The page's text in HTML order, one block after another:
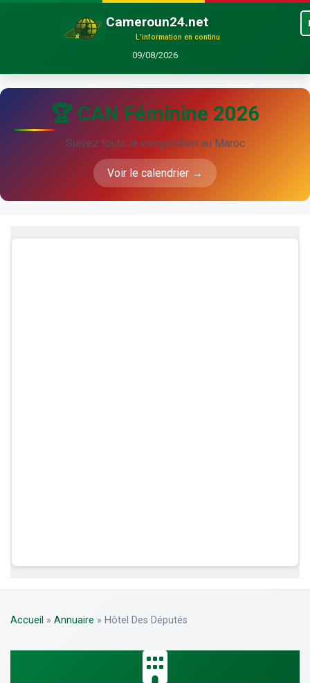
Cameroun24.net
L'information en continu
09/08/2026
🏆 CAN Féminine 2026
Suivez toute la compétition au Maroc
Voir le calendrier →
Accueil » Annuaire » Hôtel Des Députés